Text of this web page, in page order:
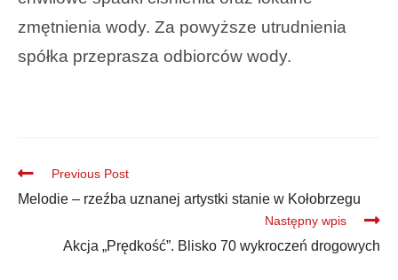
zmętnienia wody. Za powyższe utrudnienia
spółka przeprasza odbiorców wody.
Previous Post
Melodie – rzeźba uznanej artystki stanie w Kołobrzegu
Następny wpis
Akcja „Prędkość”. Blisko 70 wykroczeń drogowych